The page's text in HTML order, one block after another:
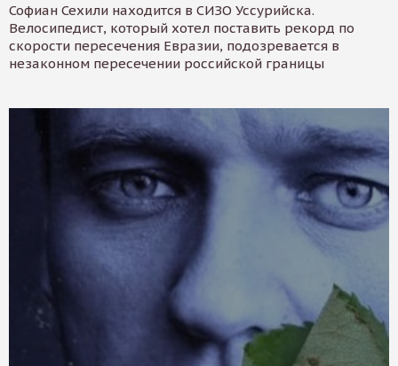
Софиан Сехили находится в СИЗО Уссурийска.
Велосипедист, который хотел поставить рекорд по
скорости пересечения Евразии, подозревается в
незаконном пересечении российской границы